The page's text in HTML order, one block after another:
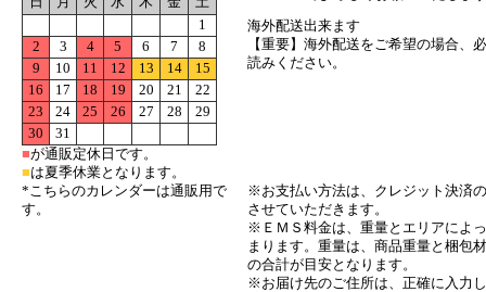
1
2
3 4 5 6 7
8
9
10 11 12 13 14
15
16
17 18 19 20 21
22
23
24 25 26 27 28
29
30
31
■が通販定休日です。
■は夏季休業となります。
*こちらのカレンダーは通販用で
す。
海外配送出来ます
【重要】海外配送をご希望の場合、
読みください。
※お支払い方法は、クレジット決済
させていただきます。
※ＥＭＳ料金は、重量とエリアによ
まります。重量は、商品重量と梱包
の合計が目安となります。
※お届け先のご住所は、正確に入力